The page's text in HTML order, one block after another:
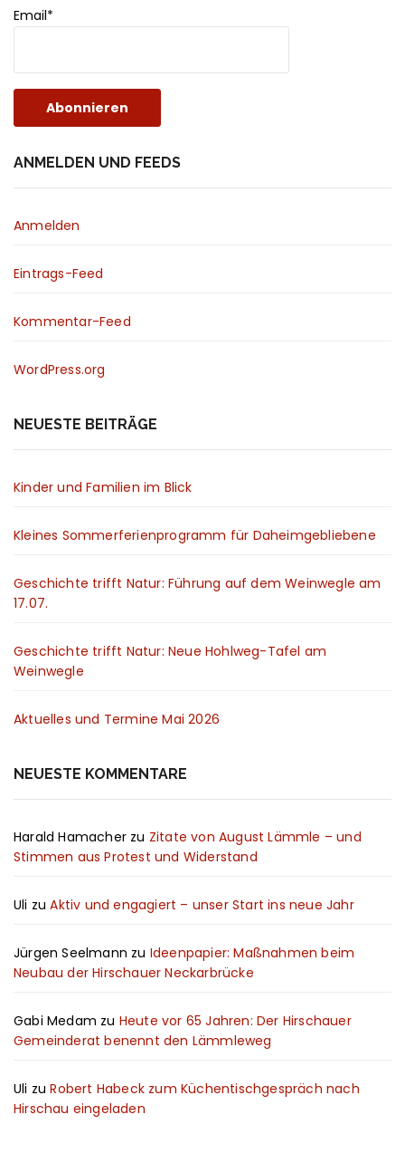
Email*
ANMELDEN UND FEEDS
Anmelden
Eintrags-Feed
Kommentar-Feed
WordPress.org
NEUESTE BEITRÄGE
Kinder und Familien im Blick
Kleines Sommerferienprogramm für Daheimgebliebene
Geschichte trifft Natur: Führung auf dem Weinwegle am
17.07.
Geschichte trifft Natur: Neue Hohlweg-Tafel am
Weinwegle
Aktuelles und Termine Mai 2026
NEUESTE KOMMENTARE
Harald Hamacher zu Zitate von August Lämmle – und
Stimmen aus Protest und Widerstand
Uli zuAktiv und engagiert – unser Start ins neue Jahr
Jürgen Seelmann zu Ideenpapier: Maßnahmen beim
Neubau der Hirschauer Neckarbrücke
Gabi Medam zu Heute vor 65 Jahren: Der Hirschauer
Gemeinderat benennt den Lämmleweg
Uli zuRobert Habeck zum Küchentischgespräch nach
Hirschau eingeladen